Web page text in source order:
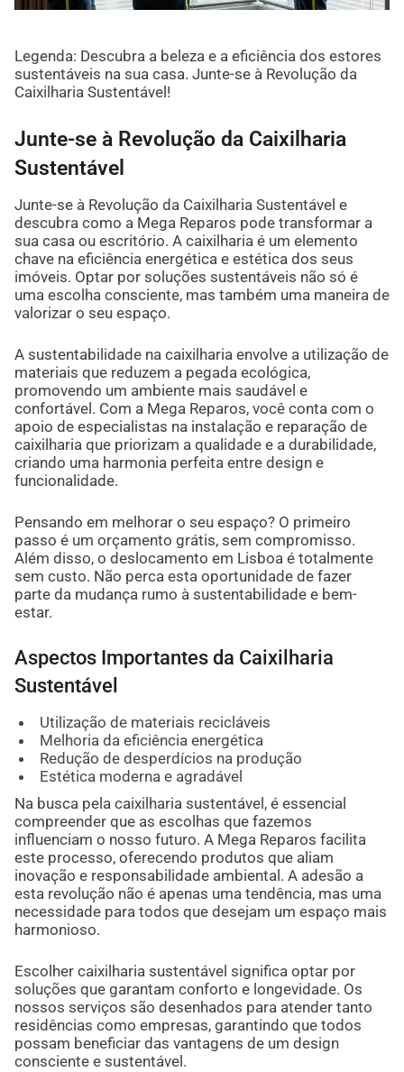
Legenda: Descubra a beleza e a eficiência dos estores
sustentáveis na sua casa. Junte-se à Revolução da
Caixilharia Sustentável!
Junte-se à Revolução da Caixilharia
Sustentável
Junte-se à Revolução da Caixilharia Sustentável e
descubra como a Mega Reparos pode transformar a
sua casa ou escritório. A caixilharia é um elemento
chave na eficiência energética e estética dos seus
imóveis. Optar por soluções sustentáveis não só é
uma escolha consciente, mas também uma maneira de
valorizar o seu espaço.
A sustentabilidade na caixilharia envolve a utilização de
materiais que reduzem a pegada ecológica,
promovendo um ambiente mais saudável e
confortável. Com a Mega Reparos, você conta com o
apoio de especialistas na instalação e reparação de
caixilharia que priorizam a qualidade e a durabilidade,
criando uma harmonia perfeita entre design e
funcionalidade.
Pensando em melhorar o seu espaço? O primeiro
passo é um orçamento grátis, sem compromisso.
Além disso, o deslocamento em Lisboa é totalmente
sem custo. Não perca esta oportunidade de fazer
parte da mudança rumo à sustentabilidade e bem-
estar.
Aspectos Importantes da Caixilharia
Sustentável
Utilização de materiais recicláveis
Melhoria da eficiência energética
Redução de desperdícios na produção
Estética moderna e agradável
Na busca pela caixilharia sustentável, é essencial
compreender que as escolhas que fazemos
influenciam o nosso futuro. A Mega Reparos facilita
este processo, oferecendo produtos que aliam
inovação e responsabilidade ambiental. A adesão a
esta revolução não é apenas uma tendência, mas uma
necessidade para todos que desejam um espaço mais
harmonioso.
Escolher caixilharia sustentável significa optar por
soluções que garantam conforto e longevidade. Os
nossos serviços são desenhados para atender tanto
residências como empresas, garantindo que todos
possam beneficiar das vantagens de um design
consciente e sustentável.